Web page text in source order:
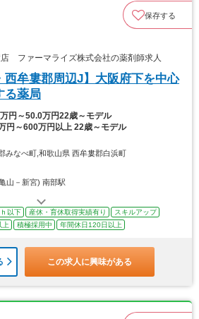
保存する
ファーマライズ株式会社の薬剤師求人
西牟婁郡周辺J】大阪府下を中心
る薬局
万円～50.0万円22歳～モデル
円～600万円以上 22歳～モデル
みなべ町,和歌山県 西牟婁郡白浜町
山－新宮) 南部駅
以下 産休・育休取得実績有り
スキルアップ
上 積極採用中 年間休日120日以上
この求人に興味がある